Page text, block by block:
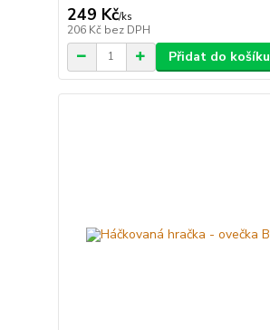
249 Kč/ks
206 Kč bez DPH
Přidat do košíku